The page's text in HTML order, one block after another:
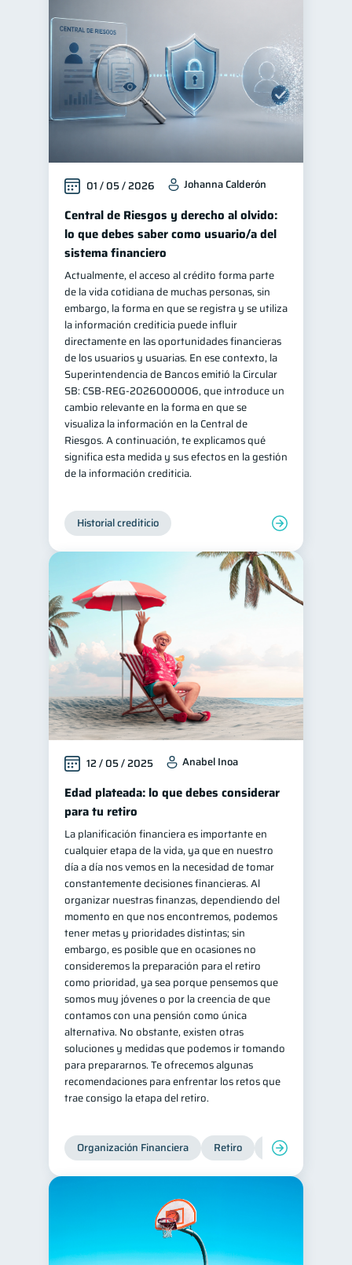
Vacaciones
Criptomonedas 2
Inversiones 2
Cuenta Inactiva
Finanzas Personales
Educación Financiera 1
Fraudes Mipymes
Información financiera 1
ahorro 1 Doble sueldo
Gasto responsable 1
información financiera 1
01 / 05 / 2026 Johanna Calderón
Central de Riesgos y derecho al olvido:
lo que debes saber como usuario/a del
sistema financiero
Actualmente, el acceso al crédito forma parte
de la vida cotidiana de muchas personas, sin
embargo, la forma en que se registra y se utiliza
la información crediticia puede influir
directamente en las oportunidades financieras
de los usuarios y usuarias. En ese contexto, la
Superintendencia de Bancos emitió la Circular
SB: CSB-REG-2026000006, que introduce un
cambio relevante en la forma en que se
visualiza la información en la Central de
Riesgos. A continuación, te explicamos qué
significa esta medida y sus efectos en la gestión
de la información crediticia.
Historial crediticio
12 / 05 / 2025 Anabel Inoa
Edad plateada: lo que debes considerar
para tu retiro
La planificación financiera es importante en
cualquier etapa de la vida, ya que en nuestro
día a día nos vemos en la necesidad de tomar
constantemente decisiones financieras. Al
organizar nuestras finanzas, dependiendo del
momento en que nos encontremos, podemos
tener metas y prioridades distintas; sin
embargo, es posible que en ocasiones no
consideremos la preparación para el retiro
como prioridad, ya sea porque pensemos que
somos muy jóvenes o por la creencia de que
contamos con una pensión como única
alternativa. No obstante, existen otras
soluciones y medidas que podemos ir tomando
para prepararnos. Te ofrecemos algunas
recomendaciones para enfrentar los retos que
trae consigo la etapa del retiro.
Organización Financiera Retiro Cuenta